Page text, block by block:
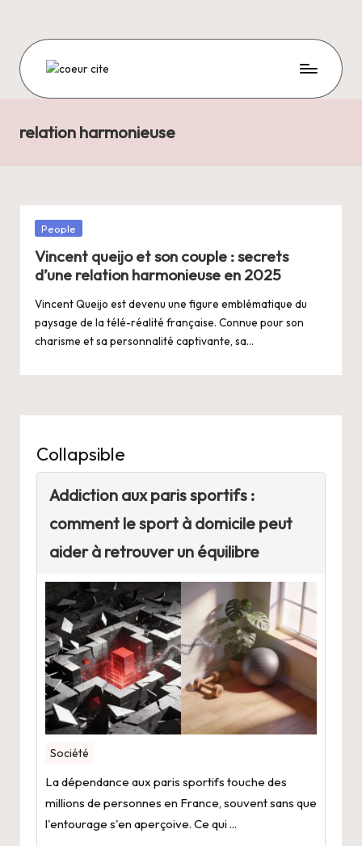
content
C
E
U
C
I
T
E
relation harmonieuse
Posted
People
Vincent queijo et son couple : secrets
d’une relation harmonieuse en 2025
Vincent Queijo est devenu une figure emblématique du
paysage de la télé-réalité française. Connue pour son
charisme et sa personnalité captivante, sa…
Collapsible
Addiction aux paris sportifs :
comment le sport à domicile peut
aider à retrouver un équilibre
Société
La dépendance aux paris sportifs touche des
millions de personnes en France, souvent sans que
l'entourage s'en aperçoive. Ce qui ...